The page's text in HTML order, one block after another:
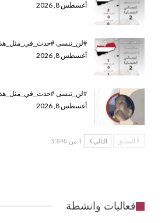
أغسطس 8, 2026
#لن_ننسى
أغسطس 8, 2026
#لن_ننسى
أغسطس 8, 2026
السابق التالي 1 من 3٬046
فعاليات وانشطة